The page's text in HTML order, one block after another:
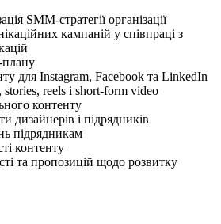
SMM-стратегії організації
кампаній у співпраці з
плану
для Instagram, Facebook та LinkedIn
stories, reels і short-form video
контенту
дизайнерів і підрядників
підрядникам
контенту
та пропозицій щодо розвитку